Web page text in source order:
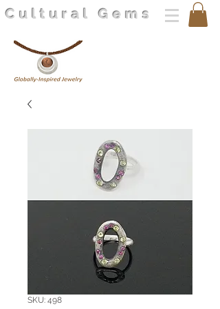
Cultural Gems
SKU: 498